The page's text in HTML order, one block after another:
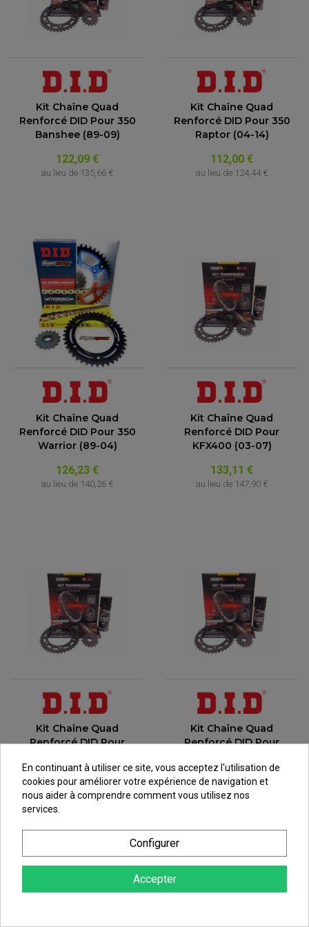
ACCESSOIRE MOTO DUCATI
ACCESSOIRE MOTO HONDA
ACCESSOIRE MOTO HUSQVARNA
ACCESSOIRE MOTO MV AGUSTA
ACCESSOIRE MOTO SUZUKI
ACCESSOIRE MOTO TRIUMPH
ACCESSOIRE MOTO YAMAHA
CARDAN COMPLET
CARDAN DE PONT QUAD / SSV
CROISILLONS DE CARDAN
SOUFFLET DE CARDANS
DÉCO MOTO CROSS ET ENDURO
Kit Chaîne Quad
Renforcé DID Pour 350
Banshee (89-09)
122,09 €
au lieu de 135,66 €
Kit Chaîne Quad
Renforcé DID Pour 350
Raptor (04-14)
112,00 €
au lieu de 124,44 €
Kit Chaîne Quad
Renforcé DID Pour 350
Warrior (89-04)
126,23 €
au lieu de 140,26 €
Kit Chaîne Quad
Renforcé DID Pour
KFX400 (03-07)
133,11 €
au lieu de 147,90 €
Kit Chaîne Quad
Renforcé DID Pour
117,51 €
au lieu de130,56 €
Kit Chaîne Quad
Renforcé DID Pour
(03-13)
124,67 €
En continuant à utiliser ce site, vous acceptez l'utilisation de
cookies pour améliorer votre expérience de navigation et
nous aider à comprendre comment vous utilisez nos
services.
Configurer
Accepter